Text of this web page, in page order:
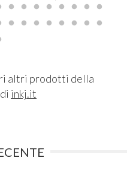
altri prodotti della
inkj.it